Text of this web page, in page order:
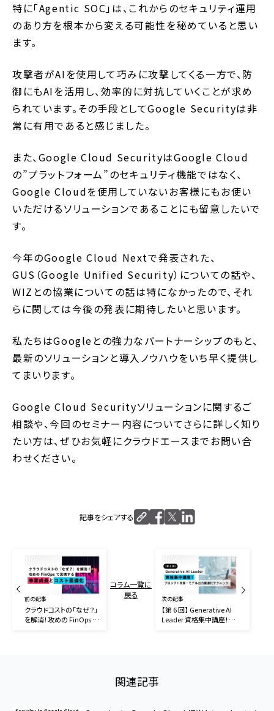
特に「Agentic SOC」は、これからのセキュリティ運用
のあり方を根本から変える可能性を秘めていると思い
ます。
攻撃者がAIを使用して巧みに攻撃してくる一方で、防
御にもAIを活用し、効率的に対抗していくことが求め
られています。その手段としてGoogle Securityは非
常に有用であると感じました。
また、Google Cloud SecurityはGoogle Cloud
の”プラットフォーム”のセキュリティ機能ではなく、
Google Cloudを使用していないお客様にもお使い
いただけるソリューションであることにも留意したいで
す。
今年のGoogle Cloud Nextで発表された、
GUS（Google Unified Security）についての話や、
WIZとの協業についての話は特になかったので、それ
らに関しては今後の発表に期待したいと思います。
私たちはGoogleとの強力なパートナーシップのもと、
最新のソリューションと導入ノウハウをいち早く提供し
てまいります。
Google Cloud Securityソリューションに関するご
相談や、今回のセミナー内容についてさらに詳しく知り
たい方は、ぜひお気軽にクラウドエースまでお問い合
わせください。
記事をシェアする
前の記事
クラウドコストの「なぜ？」
を解消！攻めの FinOps で
コラム一覧に
戻る
次の記事
【第 6 回】 Generative AI
Leader 資格集中講座！プ
関連記事